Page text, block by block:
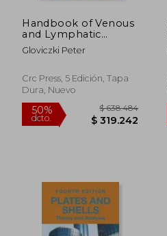
Handbook of Venous
and Lymphatic
Disorders: Guidelines
of the American
Inglés)
Gloviczki Peter
Crc Press, 5 Edición, Tapa
Dura, Nuevo
50%
dcto. $ 319.242